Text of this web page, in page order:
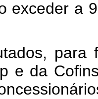
exceder a
para
e da